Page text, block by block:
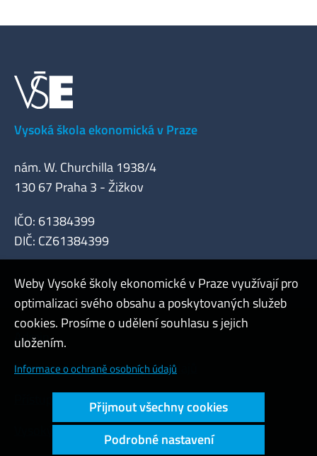
Vysoká škola ekonomická v Praze
nám. W. Churchilla 1938/4
130 67 Praha 3 - Žižkov
IČO: 61384399
DIČ: CZ61384399
Admin
Cookies a ochrana osobních údajů
Přístupnost webu
Vysoký kontrast
Weby Vysoké školy ekonomické v Praze využívají pro
optimalizaci svého obsahu a poskytovaných služeb
cookies. Prosíme o udělení souhlasu s jejich
uložením.
Informace o ochraně osobních údajů
Přijmout všechny cookies
Podrobné nastavení